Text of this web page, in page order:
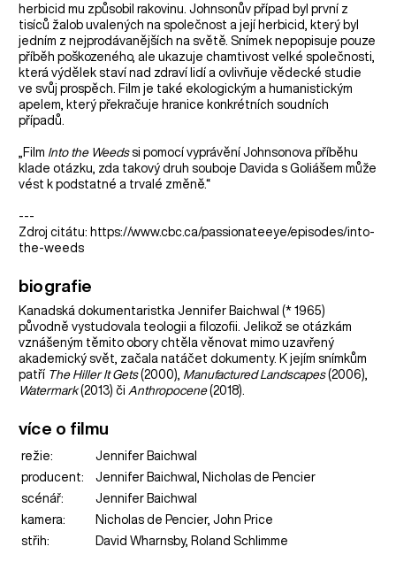
herbicid mu způsobil rakovinu. Johnsonův případ byl první z
tisíců žalob uvalených na společnost a její herbicid, který byl
jedním z nejprodávanějších na světě. Snímek nepopisuje pouze
příběh poškozeného, ale ukazuje chamtivost velké společnosti,
která výdělek staví nad zdraví lidí a ovlivňuje vědecké studie
ve svůj prospěch. Film je také ekologickým a humanistickým
apelem, který překračuje hranice konkrétních soudních
případů.
„Film Into the Weedssi pomocí vyprávění Johnsonova příběhu
klade otázku, zda takový druh souboje Davida s Goliášem může
vést k podstatné a trvalé změně.“
---
Zdroj citátu: https://www.cbc.ca/passionateeye/episodes/into-
the-weeds
biografie
Kanadská dokumentaristka Jennifer Baichwal (* 1965)
původně vystudovala teologii a filozofii. Jelikož se otázkám
vznášeným těmito obory chtěla věnovat mimo uzavřený
akademický svět, začala natáčet dokumenty. K jejím snímkům
patří The Hiller It Gets(2000), Manufactured Landscapes(2006),
Watermark(2013) či Anthropocene(2018).
více o filmu
režie:
Jennifer Baichwal
producent:
Jennifer Baichwal, Nicholas de Pencier
scénář:
Jennifer Baichwal
kamera:
Nicholas de Pencier, John Price
střih:
David Wharnsby, Roland Schlimme